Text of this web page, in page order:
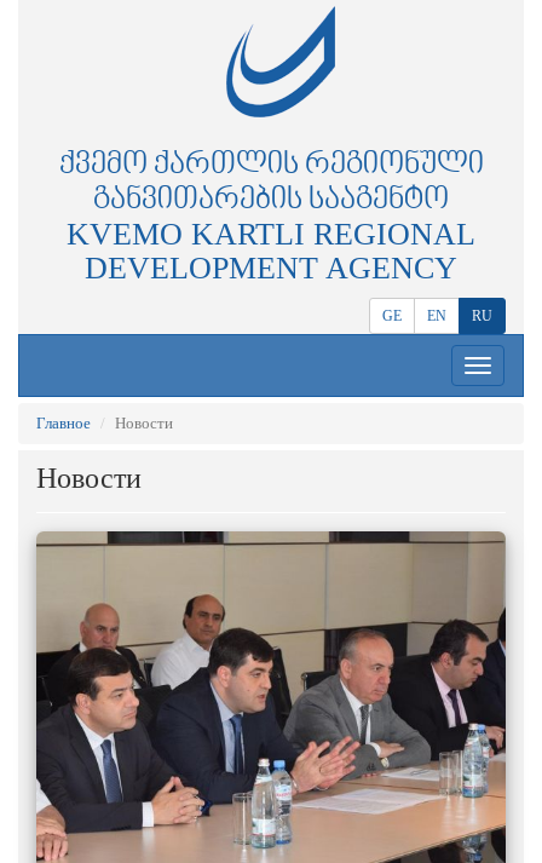
ᲥᲕᲔᲛᲝ ᲥᲐᲠᲗᲚᲘᲡ ᲠᲔᲒᲘᲝᲜᲣᲚᲘ
ᲒᲐᲜᲕᲘᲗᲐᲠᲔᲑᲘᲡ ᲡᲐᲐᲒᲔᲜᲢᲝ
KVEMO KARTLI REGIONAL
DEVELOPMENT AGENCY
GE EN RU
Toggle
navigation
Главное Новости
Новости